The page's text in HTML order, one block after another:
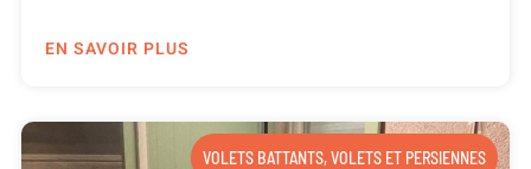
EN SAVOIR PLUS
VOLETS BATTANTS,VOLETS ET PERSIENNES